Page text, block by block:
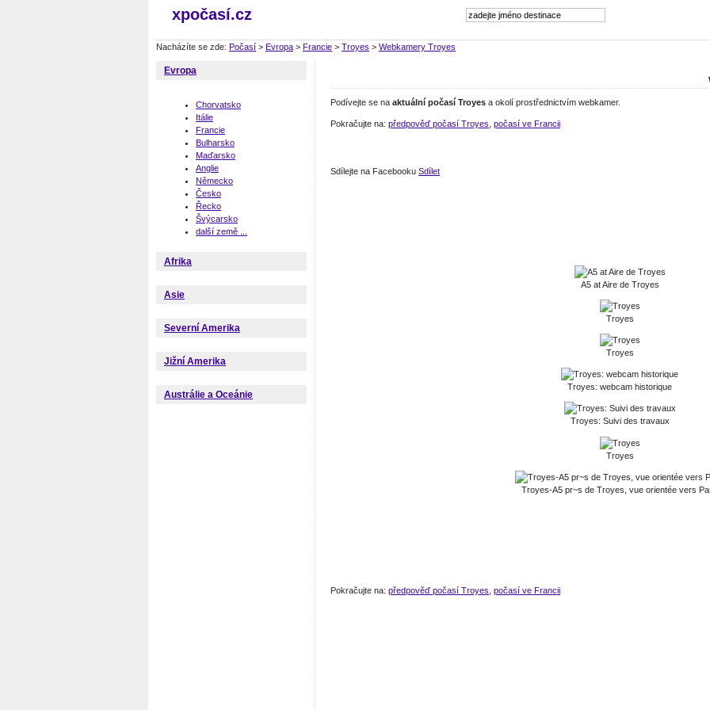
xpočasí.cz
Nacházíte se zde: Počasí > Evropa > Francie > Troyes > Webkamery Troyes
Evropa
Chorvatsko
Itálie
Francie
Bulharsko
Maďarsko
Anglie
Německo
Česko
Řecko
Švýcarsko
další země ...
Afrika
Asie
Severní Amerika
Jižní Amerika
Austrálie a Oceánie
Podívejte se na aktuální počasí Troyes a okolí prostřednictvím webkamer.
Pokračujte na: předpověď počasí Troyes počasí ve Francii
Sdílejte na Facebooku Sdílet
A5 at Aire de Troyes
Troyes
Troyes
Troyes: webcam historique
Troyes: Suivi des travaux
Troyes
Troyes-A5 pr~s de Troyes, vue orientée vers
Pokračujte na: předpověď počasí Troyes počasí ve Francii